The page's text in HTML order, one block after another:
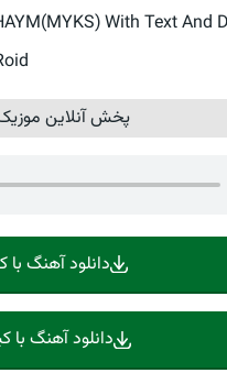
With Text And
پخش آنلاین
دانلود آهنگ با
دانلود آهنگ با